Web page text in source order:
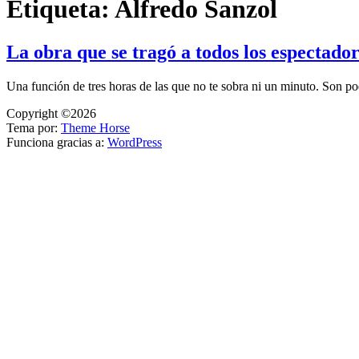
Etiqueta: Alfredo Sanzol
La obra que se tragó a todos los
Una función de tres horas de las que no te sobra ni un minuto. Son
Copyright ©2026
Tema por: Theme Horse
Funciona gracias a: WordPress